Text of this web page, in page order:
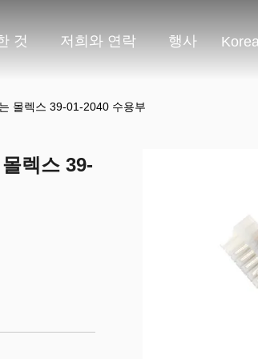
것 저희와 연락 행사
몰렉스 39-01-2040 수용부
렉스 39-